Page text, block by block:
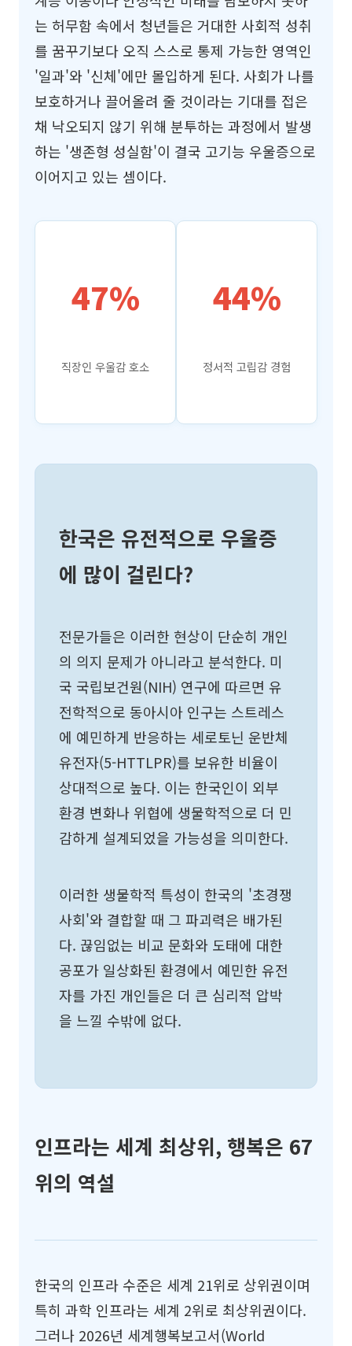
는 허무함 속에서 청년들은 거대한 사회적 성취
를 꿈꾸기보다 오직 스스로 통제 가능한 영역인
'일과'와 '신체'에만 몰입하게 된다. 사회가 나를
보호하거나 끌어올려 줄 것이라는 기대를 접은
채 낙오되지 않기 위해 분투하는 과정에서 발생
하는 '생존형 성실함'이 결국 고기능 우울증으로
이어지고 있는 셈이다.
47%
직장인 우울감 호소
44%
정서적 고립감 경험
한국은 유전적으로 우울증
에 많이 걸린다?
전문가들은 이러한 현상이 단순히 개인
의 의지 문제가 아니라고 분석한다. 미
국 국립보건원(NIH) 연구에 따르면 유
전학적으로 동아시아 인구는 스트레스
에 예민하게 반응하는 세로토닌 운반체
유전자(5-HTTLPR)를 보유한 비율이
상대적으로 높다. 이는 한국인이 외부
환경 변화나 위협에 생물학적으로 더 민
감하게 설계되었을 가능성을 의미한다.
이러한 생물학적 특성이 한국의 '초경쟁
사회'와 결합할 때 그 파괴력은 배가된
다. 끊임없는 비교 문화와 도태에 대한
공포가 일상화된 환경에서 예민한 유전
자를 가진 개인들은 더 큰 심리적 압박
을 느낄 수밖에 없다.
인프라는 세계 최상위, 행복은 67
위의 역설
한국의 인프라 수준은 세계 21위로 상위권이며
특히 과학 인프라는 세계 2위로 최상위권이다.
그러나 2026년 세계행복보고서(World